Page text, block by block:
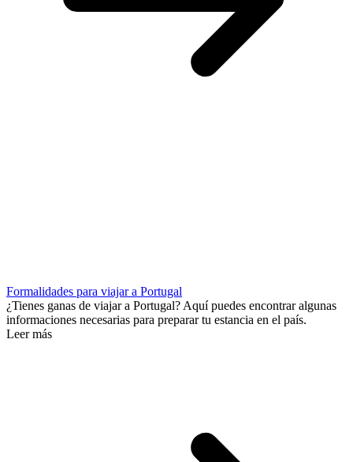
Formalidades para viajar a Portugal
¿Tienes ganas de viajar a Portugal? Aquí puedes encontrar algunas
informaciones necesarias para preparar tu estancia en el país.
Leer más